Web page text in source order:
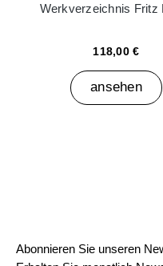
Werkverzeichnis Fritz
118,00 €
ansehen
Abonnieren Sie unseren